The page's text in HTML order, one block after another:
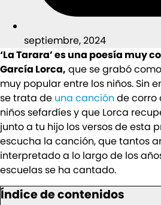
septiembre, 2024
‘La Tarara’ es una poesía muy
García Lorca, que se grabó
muy popular entre los niños. Sin
se trata de una canciónde corro
niños sefardíes y que Lorca
junto a tu hijo los versos de esta
escucha la canción, que tantos
interpretado a lo largo de los
escuelas se ha cantado.
Índice de contenidos